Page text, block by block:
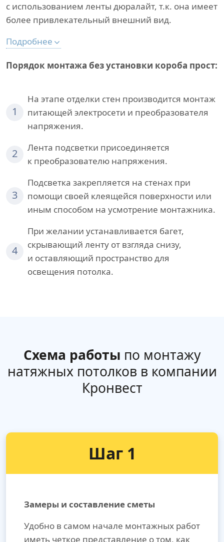
с использованием ленты дюралайт, т.к. она имеет
более привлекательный внешний вид.
Подробнее
Порядок монтажа без установки короба прост:
1
На этапе отделки стен производится монтаж
питающей электросети и преобразователя
напряжения.
2
Лента подсветки присоединяется
к преобразователю напряжения.
3
Подсветка закрепляется на стенах при
помощи своей клеящейся поверхности или
иным способом на усмотрение монтажника.
4
При желании устанавливается багет,
скрывающий ленту от взгляда снизу,
и оставляющий пространство для
освещения потолка.
Схема работы по монтажу
натяжных потолков в компании
Кронвест
Шаг 1
Замеры и составление сметы
Удобно в самом начале монтажных работ
иметь четкое представление о том, как